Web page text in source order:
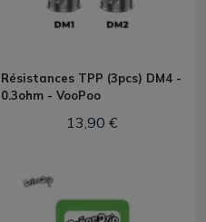
Résistances TPP (3pcs) DM4 -
0.3ohm - VooPoo
13,90 €